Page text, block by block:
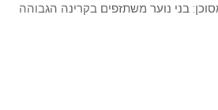
בני נוער משתזפים בקרינה הגבוהה